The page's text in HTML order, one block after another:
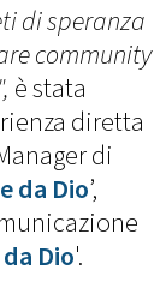
di speranza
community
è stata
diretta
di
da Dio’,
Dio'.